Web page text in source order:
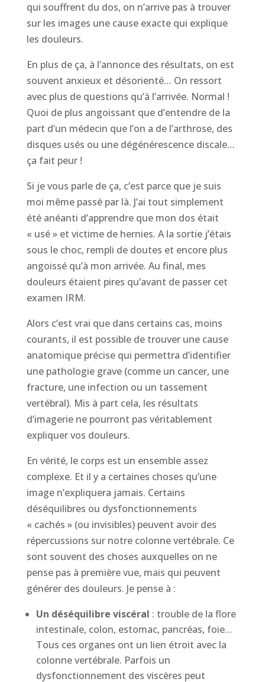
qui souffrent du dos, on n’arrive pas à trouver
sur les images une cause exacte qui explique
les douleurs.
En plus de ça, à l’annonce des résultats, on est
souvent anxieux et désorienté… On ressort
avec plus de questions qu’à l’arrivée. Normal !
Quoi de plus angoissant que d’entendre de la
part d’un médecin que l’on a de l’arthrose, des
disques usés ou une dégénérescence discale…
ça fait peur !
Si je vous parle de ça, c’est parce que je suis
moi même passé par là. J’ai tout simplement
été anéanti d’apprendre que mon dos était
« usé » et victime de hernies. A la sortie j’étais
sous le choc, rempli de doutes et encore plus
angoissé qu’à mon arrivée. Au final, mes
douleurs étaient pires qu’avant de passer cet
examen IRM.
Alors c’est vrai que dans certains cas, moins
courants, il est possible de trouver une cause
anatomique précise qui permettra d’identifier
une pathologie grave (comme un cancer, une
fracture, une infection ou un tassement
vertébral). Mis à part cela, les résultats
d’imagerie ne pourront pas véritablement
expliquer vos douleurs.
En vérité, le corps est un ensemble assez
complexe. Et il y a certaines choses qu’une
image n’expliquera jamais. Certains
déséquilibres ou dysfonctionnements
« cachés » (ou invisibles) peuvent avoir des
répercussions sur notre colonne vertébrale. Ce
sont souvent des choses auxquelles on ne
pense pas à première vue, mais qui peuvent
générer des douleurs. Je pense à :
Un déséquilibre viscéral : trouble de la flore
intestinale, colon, estomac, pancréas, foie…
Tous ces organes ont un lien étroit avec la
colonne vertébrale. Parfois un
dysfonctionnement des viscères peut